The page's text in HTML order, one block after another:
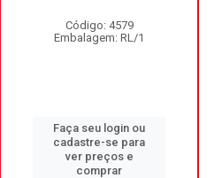
Código: 4579
Embalagem: RL/1
Faça seu login ou
cadastre-se para
ver preços e
comprar